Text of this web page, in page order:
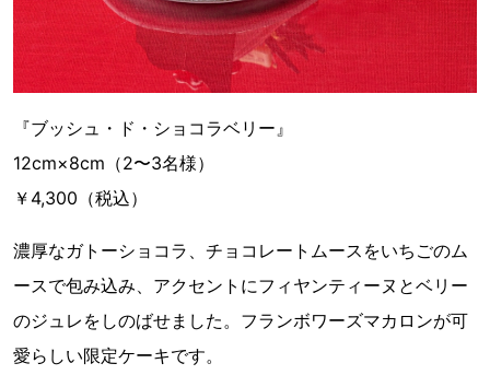
『ブッシュ・ド・ショコラベリー』
12cm×8cm（2〜3名様）
￥4,300（税込）
濃厚なガトーショコラ、チョコレートムースをいちごのム
ースで包み込み、アクセントにフィヤンティーヌとベリー
のジュレをしのばせました。フランボワーズマカロンが可
愛らしい限定ケーキです。